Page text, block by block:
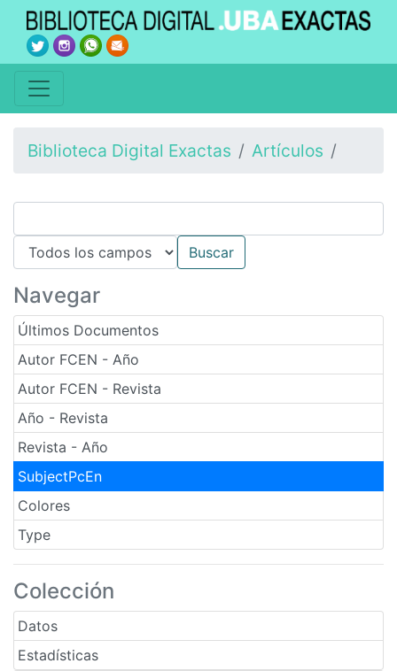
Biblioteca Digital Exactas Artículos
Navegar
Últimos Documentos
Autor FCEN - Año
Autor FCEN - Revista
Año - Revista
Revista - Año
SubjectPcEn
Colores
Type
Colección
Datos
Estadísticas